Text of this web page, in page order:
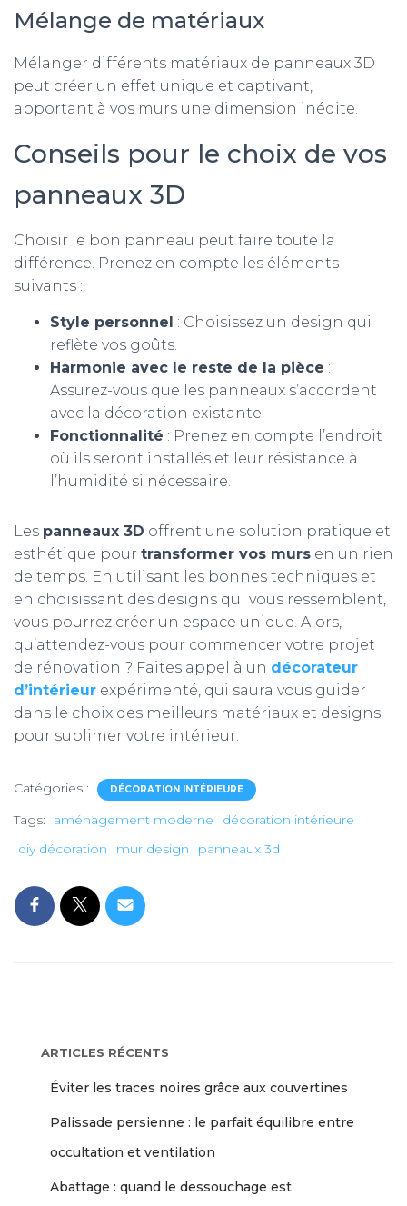
Mélange de matériaux
Mélanger différents matériaux de panneaux 3D
peut créer un effet unique et captivant,
apportant à vos murs une dimension inédite.
Conseils pour le choix de vos
panneaux 3D
Choisir le bon panneau peut faire toute la
différence. Prenez en compte les éléments
suivants :
Style personnel : Choisissez un design qui
reflète vos goûts.
Harmonie avec le reste de la pièce :
Assurez-vous que les panneaux s’accordent
avec la décoration existante.
Fonctionnalité : Prenez en compte l’endroit
où ils seront installés et leur résistance à
l’humidité si nécessaire.
Les panneaux 3D offrent une solution pratique et
esthétique pour transformer vos murs en un rien
de temps. En utilisant les bonnes techniques et
en choisissant des designs qui vous ressemblent,
vous pourrez créer un espace unique. Alors,
qu’attendez-vous pour commencer votre projet
de rénovation ? Faites appel à un décorateur
d’intérieur expérimenté, qui saura vous guider
dans le choix des meilleurs matériaux et designs
pour sublimer votre intérieur.
Catégories : DÉCORATION INTÉRIEURE
Tags: aménagement moderne
décoration intérieure
diy décoration
mur design panneaux 3d
ARTICLES RÉCENTS
Éviter les traces noires grâce aux couvertines
Palissade persienne : le parfait équilibre entre
occultation et ventilation
Abattage : quand le dessouchage est